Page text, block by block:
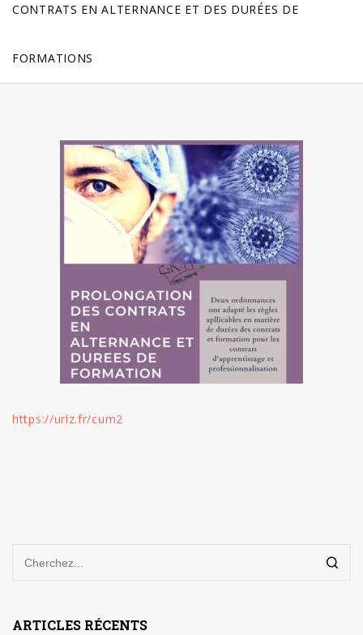
CONTRATS EN ALTERNANCE ET DES DURÉES DE
FORMATIONS
https://urlz.fr/cum2
ARTICLES RÉCENTS